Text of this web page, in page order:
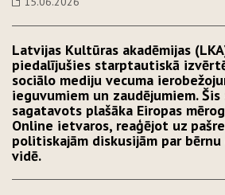
Latvijas Kultūras akadēmijas
piedalījušies starptautiskā
sociālo mediju vecuma
ieguvumiem un zaudējumiem.
sagatavots plašāka Eiropas
Online ietvaros, reaģējot uz
politiskajām diskusijām par
vidē.